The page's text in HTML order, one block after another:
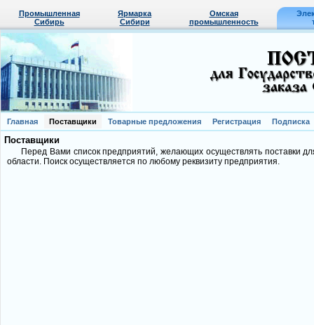
Промышленная
Сибирь
Ярмарка
Сибири
Омская
промышленность
Главная Поставщики Товарные предложения Регистрация Подписка
Поставщики
Перед Вами список предприятий, желающих осуществлять поставки
области. Поиск осуществляется по любому реквизиту предприятия.